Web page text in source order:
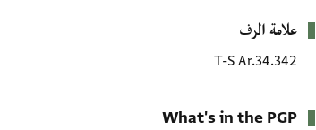
بيانات التعريف
علامة الرف
T-S Ar.34.342
What's in the PGP